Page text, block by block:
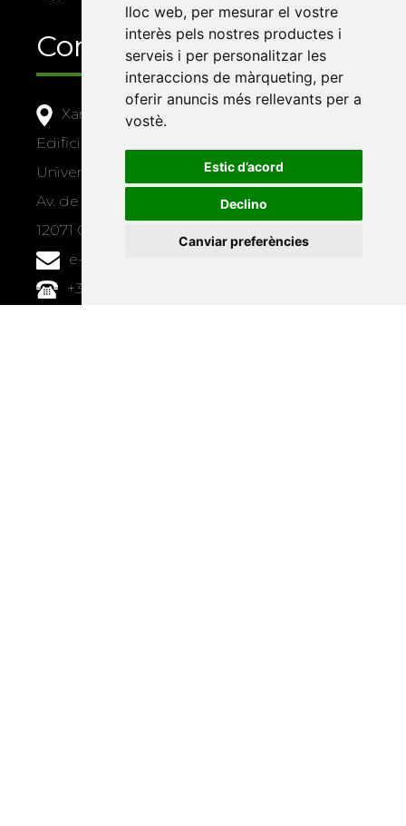
lloc web, per mesurar el vostre
interès pels nostres productes i
serveis i per personalitzar les
interaccions de màrqueting, per
oferir anuncis més rellevants per a
vostè.
Estic d’acord
Declino
Canviar preferències
Contacte
Xarxa Vives d'Universitats
Edifici Àgora
Universitat Jaume I, local 10
Av. de Vicent Sos Baynat, s/n
12071 Castelló de la Plana
e-buc@vives.org
+34 964 72 89 93